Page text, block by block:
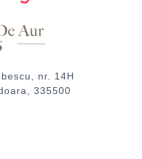
nr. 14H
335500